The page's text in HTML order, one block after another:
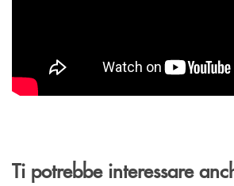
Ti potrebbe interessare